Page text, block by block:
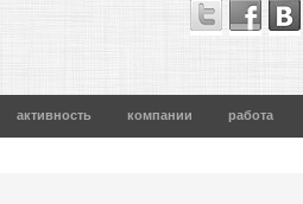
активность компании работа